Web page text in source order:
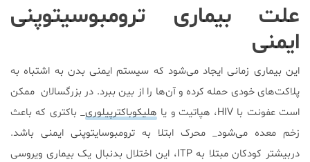
علت بیماری ترومبوسیتوپنی
ایمنی
این بیماری زمانی ایجاد می‌شود که سیستم ایمنی بدن به اشتباه به
پلاکت‌های خودی حمله کرده و آن‌ها را از بین ببرد. در بزرگسالان ممکن
است عفونت با HIV، هپاتیت و یا
هلیکوباکترپیلوری_ باکتری که باعث
زخم معده می‌شود_ محرک ابتلا به ترومبوسایتوپنی ایمنی باشد.
دربیشتر کودکان مبتلا به ITP، این اختلال بدنبال یک بیماری ویروسی